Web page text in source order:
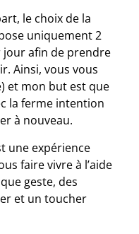
le choix de la
uniquement 2
jour afin de prendre
Ainsi, vous vous
et mon but est que
la ferme intention
à nouveau.
une expérience
faire vivre à l’aide
geste, des
et un toucher